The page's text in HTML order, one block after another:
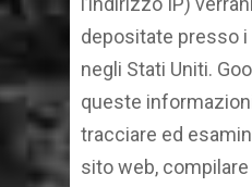
depositate presso i
negli Stati Uniti.
queste
tracciare ed
sito web,